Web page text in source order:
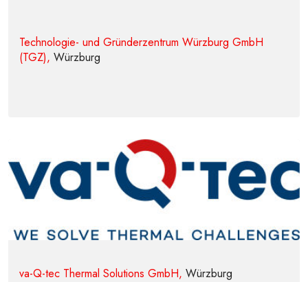
Technologie- und Gründerzentrum Würzburg GmbH
(TGZ), Würzburg
va-Q-tec Thermal Solutions GmbH, Würzburg